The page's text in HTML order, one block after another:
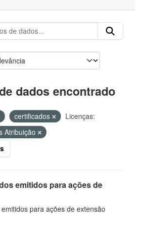
dados encontrado
certificados
Licenças:
Atribuição
emitidos para ações de
para ações de extensão